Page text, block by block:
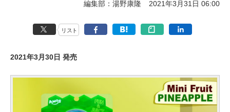
編集部：湯野康隆 2021年3月31日 06:00
リスト
2021年3月30日 発売